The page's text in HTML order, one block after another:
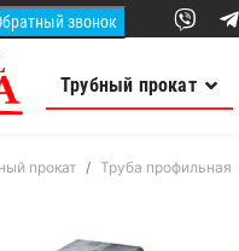
Трубный прокат
прокат Труба профильная